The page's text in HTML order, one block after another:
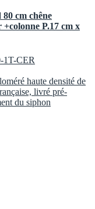
cm chêne
P.17 cm x
CER
haute densité de
livré pré-
du siphon